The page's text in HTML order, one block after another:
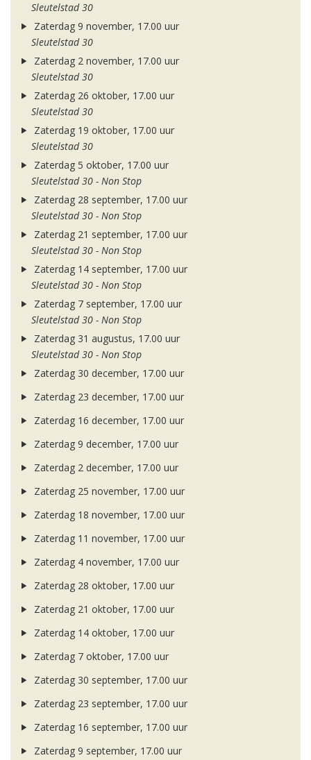
Sleutelstad 30
Zaterdag 9 november, 17.00 uur
Sleutelstad 30
Zaterdag 2 november, 17.00 uur
Sleutelstad 30
Zaterdag 26 oktober, 17.00 uur
Sleutelstad 30
Zaterdag 19 oktober, 17.00 uur
Sleutelstad 30
Zaterdag 5 oktober, 17.00 uur
Sleutelstad 30 - Non Stop
Zaterdag 28 september, 17.00 uur
Sleutelstad 30 - Non Stop
Zaterdag 21 september, 17.00 uur
Sleutelstad 30 - Non Stop
Zaterdag 14 september, 17.00 uur
Sleutelstad 30 - Non Stop
Zaterdag 7 september, 17.00 uur
Sleutelstad 30 - Non Stop
Zaterdag 31 augustus, 17.00 uur
Sleutelstad 30 - Non Stop
Zaterdag 30 december, 17.00 uur
Zaterdag 23 december, 17.00 uur
Zaterdag 16 december, 17.00 uur
Zaterdag 9 december, 17.00 uur
Zaterdag 2 december, 17.00 uur
Zaterdag 25 november, 17.00 uur
Zaterdag 18 november, 17.00 uur
Zaterdag 11 november, 17.00 uur
Zaterdag 4 november, 17.00 uur
Zaterdag 28 oktober, 17.00 uur
Zaterdag 21 oktober, 17.00 uur
Zaterdag 14 oktober, 17.00 uur
Zaterdag 7 oktober, 17.00 uur
Zaterdag 30 september, 17.00 uur
Zaterdag 23 september, 17.00 uur
Zaterdag 16 september, 17.00 uur
Zaterdag 9 september, 17.00 uur